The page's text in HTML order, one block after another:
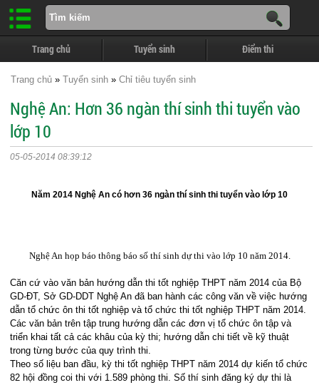
Trang chủ Tuyển sinh Điểm thi
Trang chủ » Tuyển sinh » Chỉ tiêu tuyển sinh
Nghệ An: Hơn 36 ngàn thí sinh thi tuyển vào
lớp 10
05-05-2014 08:39:12
Năm 2014 Nghệ An có hơn 36 ngàn thí sinh thi tuyển vào lớp 10
Nghệ An họp báo thông báo số thí sinh dự thi vào lớp 10 năm 2014.
Căn cứ vào văn bản hướng dẫn thi tốt nghiệp THPT năm 2014 của Bộ
GD-ĐT, Sở GD-DDT Nghệ An đã ban hành các công văn về việc hướng
dẫn tổ chức ôn thi tốt nghiệp và tổ chức thi tốt nghiệp THPT năm 2014.
Các văn bản trên tập trung hướng dẫn các đơn vị tổ chức ôn tập và
triển khai tất cả các khâu của kỳ thi; hướng dẫn chi tiết về kỹ thuật
trong từng bước của quy trình thi.
Theo số liệu ban đầu, kỳ thi tốt nghiệp THPT năm 2014 dự kiến tổ chức
82 hội đồng coi thi với 1.589 phòng thi. Số thí sinh đăng ký dự thi là